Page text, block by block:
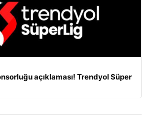
açıklaması! Trendyol Süper